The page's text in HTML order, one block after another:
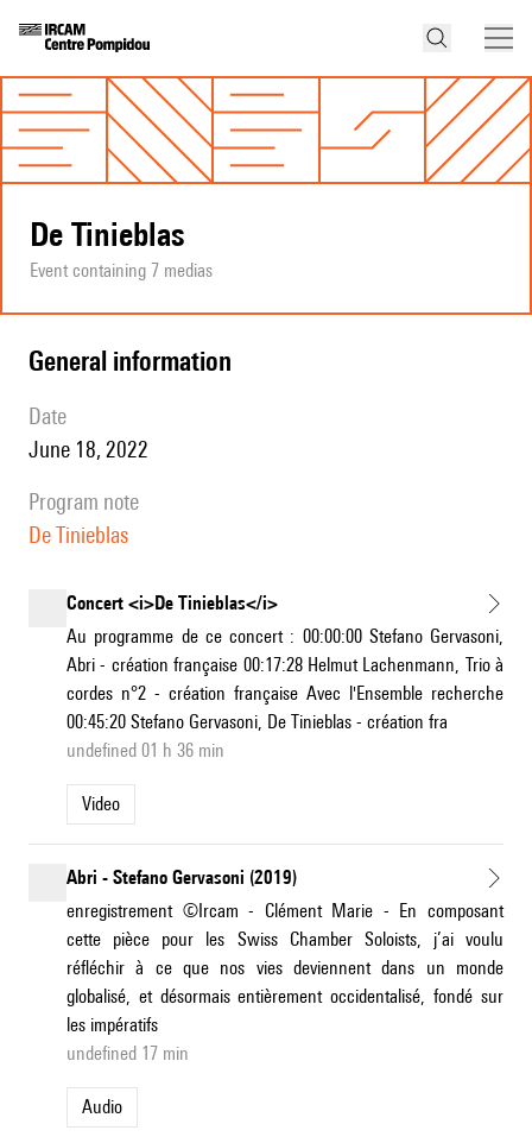
De Tinieblas
Event containing 7 medias
general information
date
June 18, 2022
program note
De Tinieblas
Concert <i>De Tinieblas</i>
Au programme de ce concert : 00:00:00 Stefano Gervasoni,
Abri - création française 00:17:28 Helmut Lachenmann, Trio à
cordes n°2 - création française Avec l'Ensemble recherche
00:45:20 Stefano Gervasoni, De Tinieblas - création fra
undefined 01 h 36 min
Video
Abri - Stefano Gervasoni (2019)
enregistrement ©Ircam - Clément Marie - En composant
cette pièce pour les Swiss Chamber Soloists, j’ai voulu
réfléchir à ce que nos vies deviennent dans un monde
globalisé, et désormais entièrement occidentalisé, fondé sur
les impératifs
undefined 17 min
Audio